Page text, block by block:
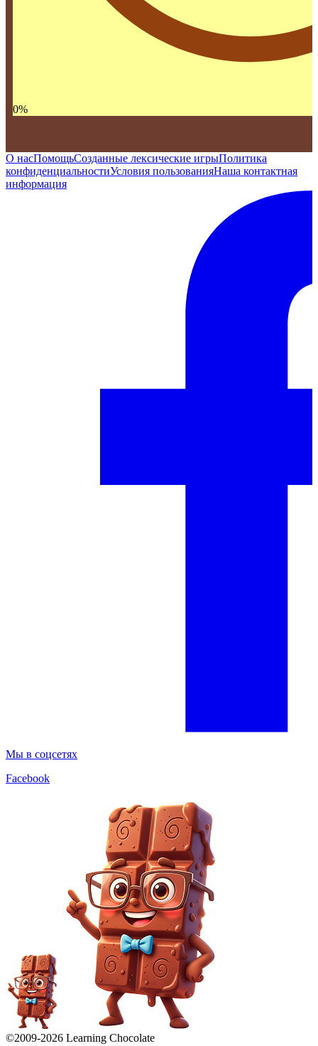
0%
О насПомощьСозданные лексические игрыПолитика
конфиденциальностиУсловия пользованияНаша контактная
информация
Мы в соцсетях
Facebook
©2009-2026 Learning Chocolate